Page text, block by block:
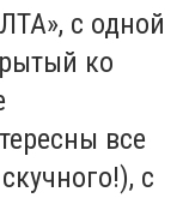
с одной
ко
все
с